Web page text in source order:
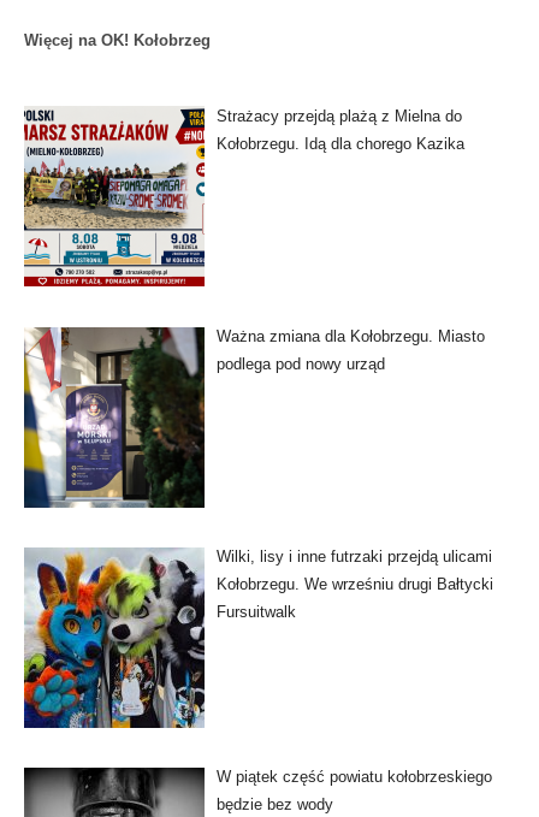
Więcej na OK! Kołobrzeg
Strażacy przejdą plażą z Mielna do
Kołobrzegu. Idą dla chorego Kazika
Ważna zmiana dla Kołobrzegu. Miasto
podlega pod nowy urząd
Wilki, lisy i inne futrzaki przejdą ulicami
Kołobrzegu. We wrześniu drugi Bałtycki
Fursuitwalk
W piątek część powiatu kołobrzeskiego
będzie bez wody